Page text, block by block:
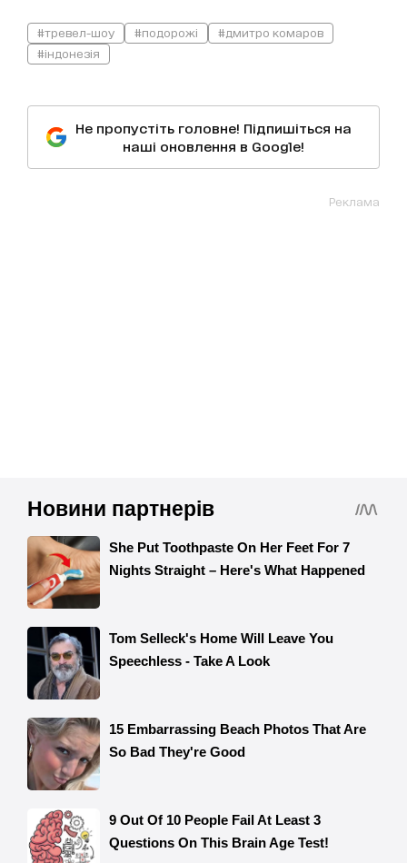
#тревел-шоу #подорожі
#дмитро комаров
#індонезія
Не пропустіть головне! Підпишіться на
наші оновлення в Google!
Реклама